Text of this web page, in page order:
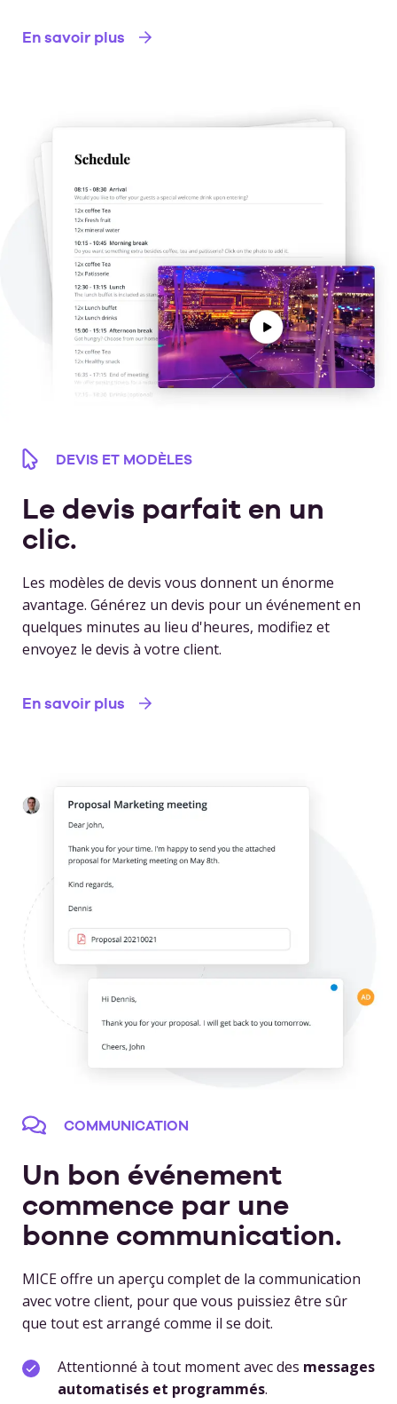
En savoir plus
DEVIS ET MODÈLES
Le devis parfait en un
clic.
Les modèles de devis vous donnent un énorme
avantage. Générez un devis pour un événement en
quelques minutes au lieu d'heures, modifiez et
envoyez le devis à votre client.
En savoir plus
COMMUNICATION
Un bon événement
commence par une
bonne communication.
MICE offre un aperçu complet de la communication
avec votre client, pour que vous puissiez être sûr
que tout est arrangé comme il se doit.
Attentionné à tout moment avec des messages
automatisés et programmés.